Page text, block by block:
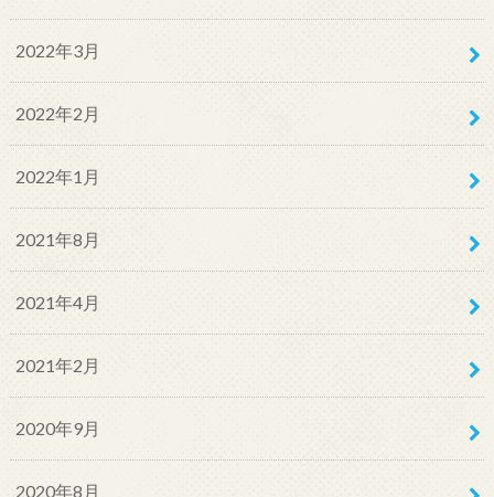
2022年3月
2022年2月
2022年1月
2021年8月
2021年4月
2021年2月
2020年9月
2020年8月